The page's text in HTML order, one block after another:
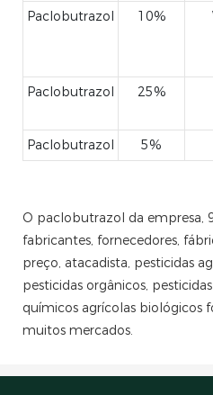
Paclobutrazol
10%
Paclobutrazol
25%
Paclobutrazol
5%
O paclobutrazol da empresa,
fabricantes, fornecedores,
preço, atacadista, pesticidas
pesticidas orgânicos,
químicos agrícolas biológicos
muitos mercados.